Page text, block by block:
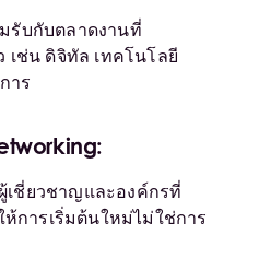
รับกับตลาดงานที่
เช่น ดิจิทัล เทคโนโลยี
าร
เชี่ยวชาญและองค์กรที่
การเริ่มต้นใหม่ไม่ใช่การ